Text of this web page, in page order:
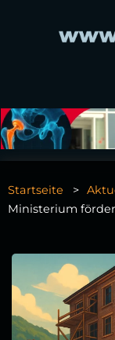
Startseite
Ministerium